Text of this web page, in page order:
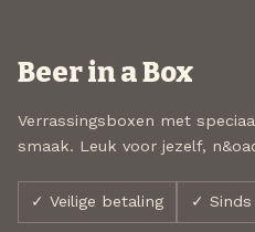
Beer in a Box
Verrassingsboxen met
smaak. Leuk voor jezelf,
✓ Veilige betaling ✓ Sinds